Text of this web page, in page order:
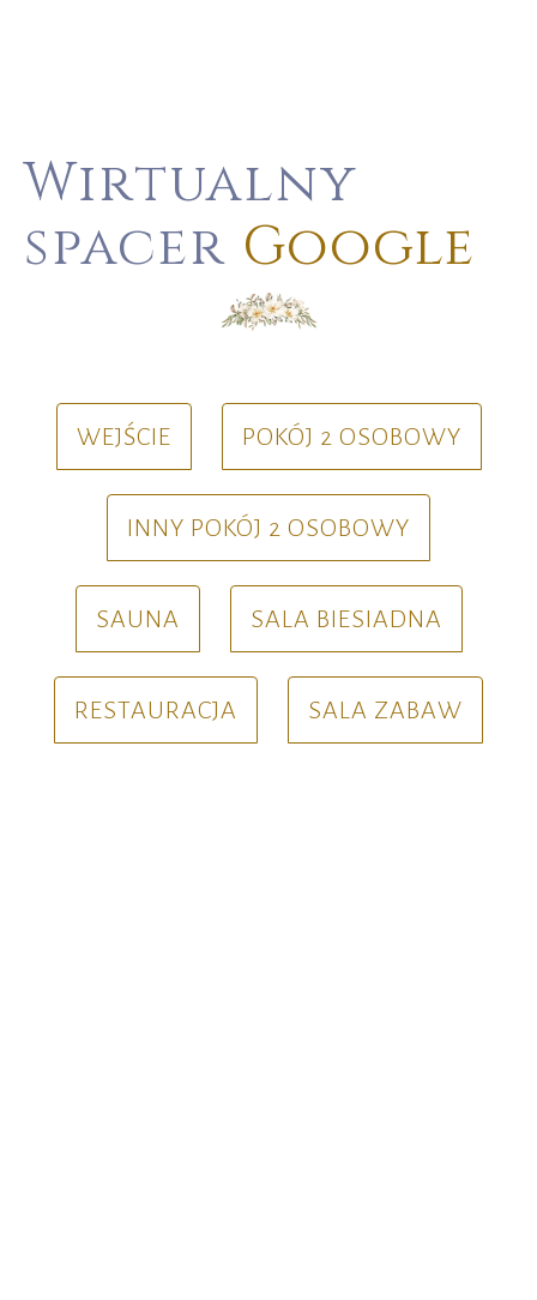
Wirtualny
spacer Google
WEJŚCIE POKÓJ 2 OSOBOWY
INNY POKÓJ 2 OSOBOWY
SAUNA SALA BIESIADNA
RESTAURACJA SALA ZABAW